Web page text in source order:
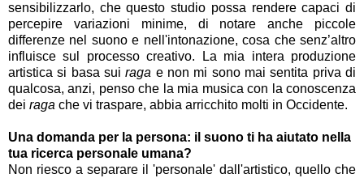
sensibilizzarlo, che questo studio possa rendere capaci di
percepire variazioni minime, di notare anche piccole
differenze nel suono e nell'intonazione, cosa che senz’altro
influisce sul processo creativo. La mia intera produzione
artistica si basa suiraga e non mi sono mai sentita priva di
qualcosa, anzi, penso che la mia musica con la conoscenza
dei raga che vi traspare, abbia arricchito molti in Occidente.
Una domanda per la persona: il suono ti ha aiutato nella
tua ricerca personale umana?
Non riesco a separare il 'personale' dall'artistico, quello che